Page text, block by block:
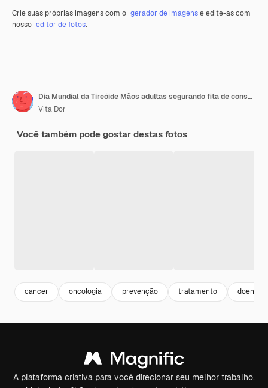
Crie suas próprias imagens com o gerador de imagense edite-as com
nosso editor de fotos.
Dia Mundial da Tireóide Mãos adultas segurando fita de conscientização do câncer de tireóide em Teal Pink Blue
Vita Dor
Você também pode gostar destas fotos
cancer oncologia prevenção tratamento doença
A plataforma criativa para você direcionar seu melhor trabalho.